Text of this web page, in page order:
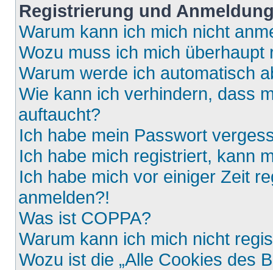
Registrierung und
Warum kann ich mich nicht
Wozu muss ich mich überhaupt
Warum werde ich automatisch
Wie kann ich verhindern, dass
auftaucht?
Ich habe mein Passwort
Ich habe mich registriert, kann
Ich habe mich vor einiger Zeit
anmelden?!
Was ist COPPA?
Warum kann ich mich nicht
Wozu ist die „Alle Cookies des